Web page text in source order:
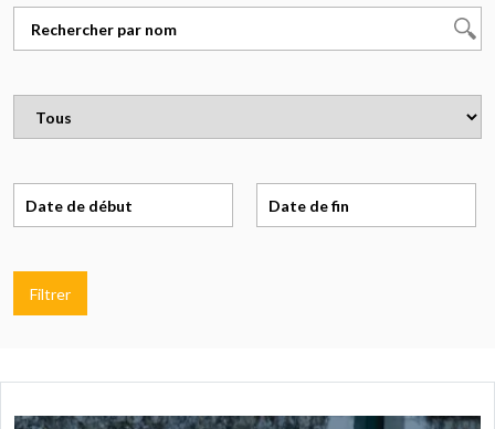
Filtrer